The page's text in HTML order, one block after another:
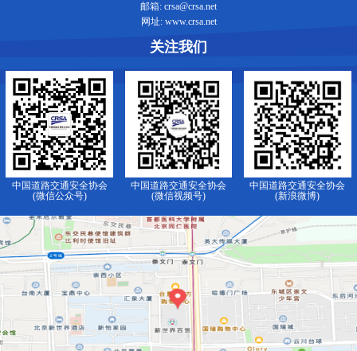
邮箱: crsa@crsa.net
网址: www.crsa.net
关注我们
中国道路交通安全协会
(微信公众号)
中国道路交通安全协会
(微信视频号)
中国道路交通安全协会
(新浪微博)